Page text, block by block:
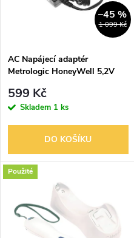
p
r
o
d
k
s
p
r
d
u
1 099 Kč
–45 %
AC Napájecí adaptér
Metrologic HoneyWell 5,2V
052WP05 00-06324 ,
obrácená polarita, 5x2,5mm
599 Kč
Skladem 1 ks
DO KOŠÍKU
Použité